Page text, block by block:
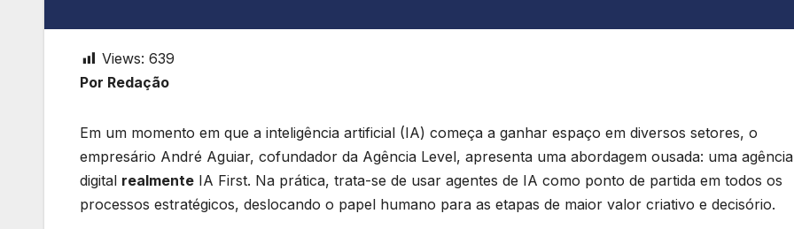
Views: 639
Por Redação
Em um momento em que a inteligência artificial (IA) começa a ganhar espaço em diversos setores, o
empresário André Aguiar, cofundador da Agência Level, apresenta uma abordagem ousada: uma agência
digital realmente IA First. Na prática, trata-se de usar agentes de IA como ponto de partida em todos os
processos estratégicos, deslocando o papel humano para as etapas de maior valor criativo e decisório.